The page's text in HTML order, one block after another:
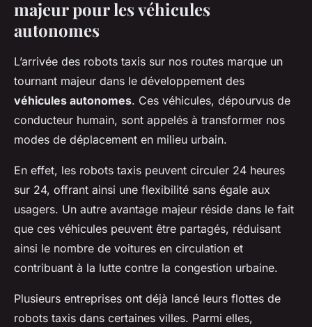
majeur pour les véhicules
autonomes
L’arrivée des robots taxis sur nos routes marque un
tournant majeur dans le développement des
véhicules autonomes. Ces véhicules, dépourvus de
conducteur humain, sont appelés à transformer nos
modes de déplacement en milieu urbain.
En effet, les robots taxis peuvent circuler 24 heures
sur 24, offrant ainsi une flexibilité sans égale aux
usagers. Un autre avantage majeur réside dans le fait
que ces véhicules peuvent être partagés, réduisant
ainsi le nombre de voitures en circulation et
contribuant à la lutte contre la congestion urbaine.
Plusieurs entreprises ont déjà lancé leurs flottes de
robots taxis dans certaines villes. Parmi elles,